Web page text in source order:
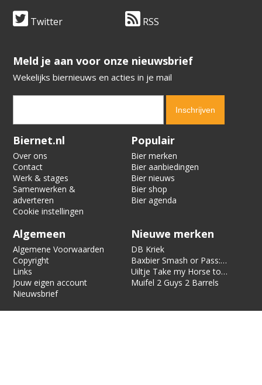
Twitter RSS
​​​​​​​Meld je aan voor onze nieuwsbrief
Wekelijks biernieuws en acties in je mail
Verification code:
Biernet.nl
Over ons
Contact
Werk & stages
Samenwerken &
adverteren
Cookie instellingen
Populair
Bier merken
Bier aanbiedingen
Bier nieuws
Bier shop
Bier agenda
Algemeen
Algemene Voorwaarden
Copyright
Links
Jouw eigen account
Nieuwsbrief
Nieuwe merken
DB Kriek
Baxbier Smash or Pass:
Strata
Uiltje Take my Horse to
the Hotel Room
Muifel 2 Guys 2 Barrels